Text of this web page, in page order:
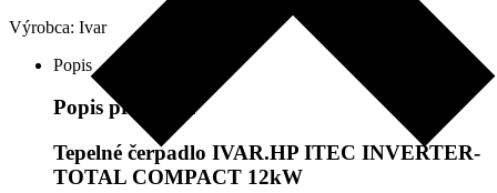
IHP203243TC
Výrobca: Ivar
Popis
Popis produktu
Tepelné čerpadlo IVAR.HP ITEC INVERTER-
TOTAL COMPACT 12kW